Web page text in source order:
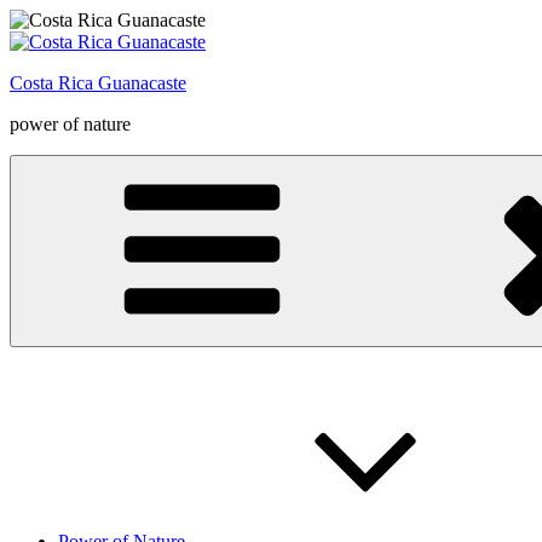
Zum
Inhalt
Costa Rica Guanacaste
power of nature